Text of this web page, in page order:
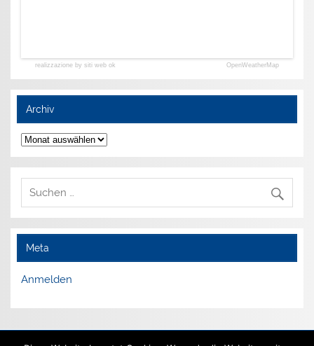
realizzazione by siti web ok OpenWeatherMap
Archiv
Archiv
Meta
Anmelden